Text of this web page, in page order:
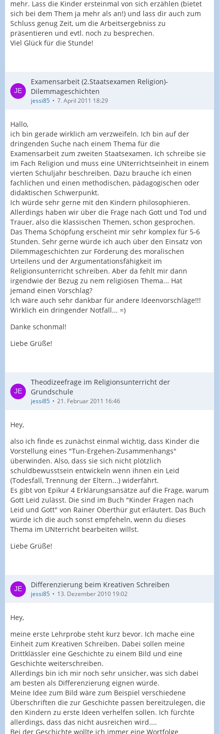
mehr. Lass die Kinder ersteinmal von sich erzählen (bietet
sich bei dem Them ja mehr als an!) und lass dir auch zum
Schluss genug Zeit, um die Arbeitsergebniss zu
präsentieren und evtl. noch zu besprechen.
Viel Glück für die Stunde!
Examensarbeit (2.Staatsexamen Religion)-
Dilemmageschichten
jessi85 7. April 2011 18:29
Hallo,
ich bin gerade wirklich am verzweifeln. Ich bin auf der
dringenden Suche nach einem Thema für die
Examensarbeit zum zweiten Staatsexamen. Ich schreibe sie
im Fach Religion und muss eine UNterrichtseinheit in einem
vierten Schuljahr beschreiben. Dazu brauche ich einen
fachlichen und einen methodischen, pädagogischen oder
didaktischen Schwerpunkt.
Ich würde sehr gerne mit den Kindern philosophieren.
Allerdings haben wir über die Frage nach Gott und Tod und
Trauer, also die klassischen Themen, schon gesprochen.
Das Thema Schöpfung erscheint mir sehr komplex für 5-6
Stunden. Sehr gerne würde ich auch über den Einsatz von
Dilemmageschichten zur Förderung des moralischen
Urteilens und der Argumentationsfähigkeit im
Religionsunterricht schreiben. Aber da fehlt mir dann
irgendwie der Bezug zu nem religiösen Thema... Hat
jemand einen Vorschlag?
Ich wäre auch sehr dankbar für andere Ideenvorschläge!!!
Wirklich ein dringender Notfall... =)
Danke schonmal!
Liebe Grüße!
Theodizeefrage im Religionsunterricht der
Grundschule
jessi85 21. Februar 2011 16:46
Hey,
also ich finde es zunächst einmal wichtig, dass Kinder die
Vorstellung eines "Tun-Ergehen-Zusammenhangs"
überwinden. Also, dass sie sich nicht plötzlich
schuldbewusstsein entwickeln wenn ihnen ein Leid
(Todesfall, Trennung der Eltern...) widerfährt.
Es gibt von Epikur 4 Erklärungsansätze auf die Frage, warum
Gott Leid zulässt. Die sind im Buch "Kinder Fragen nach
Leid und Gott" von Rainer Oberthür gut erläutert. Das Buch
würde ich die auch sonst empfeheln, wenn du dieses
Thema im UNterricht bearbeiten willst.
Liebe Grüße!
Differenzierung beim Kreativen Schreiben
jessi85 13. Dezember 2010 19:02
Hey,
meine erste Lehrprobe steht kurz bevor. Ich mache eine
Einheit zum Kreativen Schreiben. Dabei sollen meine
Drittklässler eine Geschichte zu einem Bild und eine
Geschichte weiterschreiben.
Allerdings bin ich mir noch sehr unsicher, was sich dabei
am besten als Differenzierung eignen würde.
Meine Idee zum Bild wäre zum Beispiel verschiedene
Überschriften die zur Geschichte passen bereitzulegen, die
den Kindern zu erste Ideen verhelfen sollen. Ich fürchte
allerdings, dass das nicht ausreichen wird....
Bei der Geschichte wollte ich immer eine Wortfolge